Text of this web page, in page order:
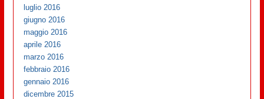
luglio 2016
giugno 2016
maggio 2016
aprile 2016
marzo 2016
febbraio 2016
gennaio 2016
dicembre 2015